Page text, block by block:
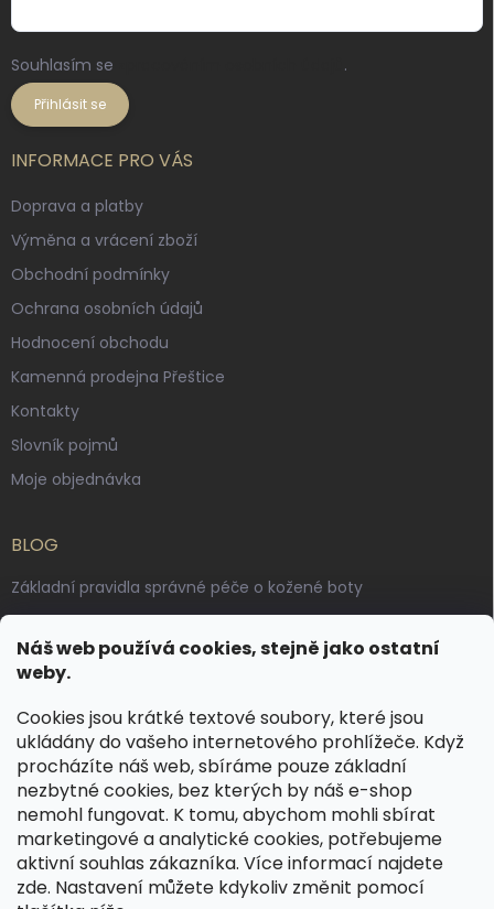
Náš web používá cookies, stejně jako ostatní
weby.
Cookies jsou krátké textové soubory, které jsou
ukládány do vašeho internetového prohlížeče. Když
procházíte náš web, sbíráme pouze základní
nezbytné cookies, bez kterých by náš e-shop
nemohl fungovat. K tomu, abychom mohli sbírat
marketingové a analytické cookies, potřebujeme
aktivní souhlas zákazníka. Více informací najdete
zde. Nastavení můžete kdykoliv změnit pomocí
Souhlasím se .
Přihlásit se
INFORMACE PRO VÁS
Doprava a platby
Výměna a vrácení zboží
Obchodní podmínky
Ochrana osobních údajů
Hodnocení obchodu
Kamenná prodejna Přeštice
Kontakty
Slovník pojmů
Moje objednávka
BLOG
Základní pravidla správné péče o kožené boty
Výroba českých kožených opasků: vůně pravé kůže, dotek
řemesla
KONTAKT
dotazy@spongr.cz
+420 776 663 962
https://www.facebook.com/spongr.cz